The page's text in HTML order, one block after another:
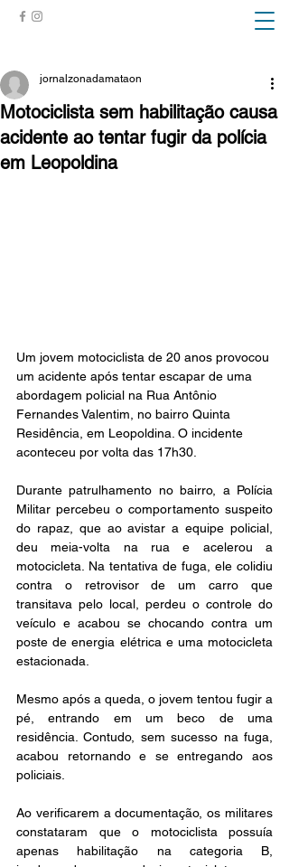
Motociclista sem habilitação causa
acidente ao tentar fugir da polícia
em Leopoldina
jornalzonadamataon
Um jovem motociclista de 20 anos provocou
um acidente após tentar escapar de uma
abordagem policial na Rua Antônio
Fernandes Valentim, no bairro Quinta
Residência, em Leopoldina. O incidente
aconteceu por volta das 17h30.
Durante patrulhamento no bairro, a Polícia
Militar percebeu o comportamento suspeito
do rapaz, que ao avistar a equipe policial,
deu meia-volta na rua e acelerou a
motocicleta. Na tentativa de fuga, ele colidiu
contra o retrovisor de um carro que
transitava pelo local, perdeu o controle do
veículo e acabou se chocando contra um
poste de energia elétrica e uma motocicleta
estacionada.
Mesmo após a queda, o jovem tentou fugir a
pé, entrando em um beco de uma
residência. Contudo, sem sucesso na fuga,
acabou retornando e se entregando aos
policiais.
Ao verificarem a documentação, os militares
constataram que o motociclista possuía
apenas habilitação na categoria B,